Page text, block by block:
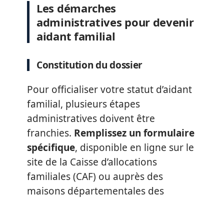
Les démarches
administratives pour devenir
aidant familial
Constitution du dossier
Pour officialiser votre statut d’aidant
familial, plusieurs étapes
administratives doivent être
franchies. Remplissez un formulaire
spécifique, disponible en ligne sur le
site de la Caisse d’allocations
familiales (CAF) ou auprès des
maisons départementales des